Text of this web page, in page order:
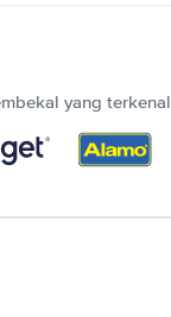
yang terkenal